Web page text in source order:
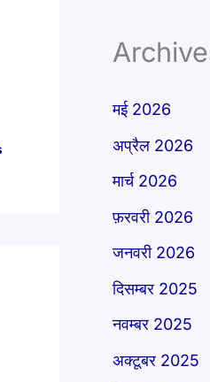
मई 2026
अप्रैल 2026
मार्च 2026
फ़रवरी 2026
जनवरी 2026
दिसम्बर 2025
नवम्बर 2025
अक्टूबर 2025